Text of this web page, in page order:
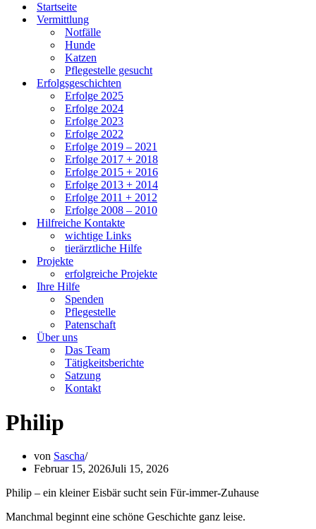
Startseite
Vermittlung
Notfälle
Hunde
Katzen
Pflegestelle gesucht
Erfolgsgeschichten
Erfolge 2025
Erfolge 2024
Erfolge 2023
Erfolge 2022
Erfolge 2019 – 2021
Erfolge 2017 + 2018
Erfolge 2015 + 2016
Erfolge 2013 + 2014
Erfolge 2011 + 2012
Erfolge 2008 – 2010
Hilfreiche Kontakte
wichtige Links
tierärztliche Hilfe
Projekte
erfolgreiche Projekte
Ihre Hilfe
Spenden
Pflegestelle
Patenschaft
Über uns
Das Team
Tätigkeitsberichte
Satzung
Kontakt
Philip
von Sascha
Februar 15, 2026Juli 15, 2026
Philip – ein kleiner Eisbär sucht sein Für-immer-Zuhause
Manchmal beginnt eine schöne Geschichte ganz leise.